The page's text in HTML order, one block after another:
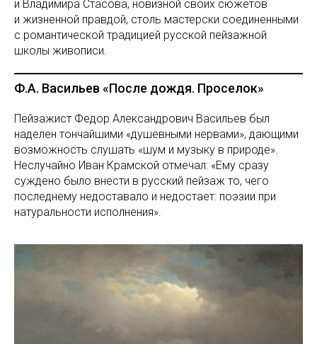
и Владимира Стасова, новизной своих сюжетов
и жизненной правдой, столь мастерски соединенными
с романтической традицией русской пейзажной
школы живописи.
Ф.А. Васильев «После дождя. Проселок»
Пейзажист Федор Александрович Васильев был
наделен тончайшими «душевными нервами», дающими
возможность слушать «шум и музыку в природе».
Неслучайно Иван Крамской отмечал: «Ему сразу
суждено было внести в русский пейзаж то, чего
последнему недоставало и недостает: поэзии при
натуральности исполнения».